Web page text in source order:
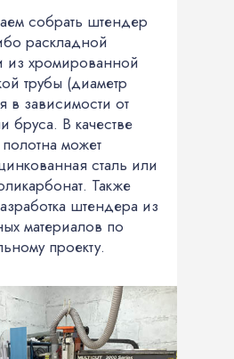
собрать штендер
раскладной
из хромированной
трубы (диаметр
в зависимости от
бруса. В качестве
может
сталь или
Также
штендера из
материалов по
проекту.